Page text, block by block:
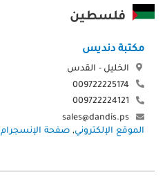
فلسطين
مكتبة دنديس
الخليل - القدس
009722225174
009722224121
sales@dandis.ps
الموقع الإلكتروني, صفحة الإنسجرام